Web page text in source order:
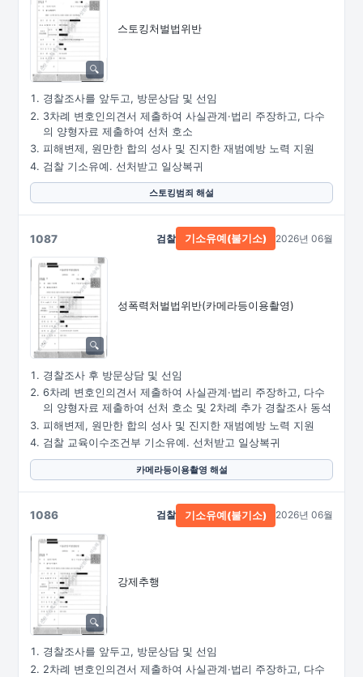
스토킹처벌법위반
경찰조사를 앞두고, 방문상담 및 선임
3차례 변호인의견서 제출하여 사실관계·법리 주장하고, 다수
의 양형자료 제출하여 선처 호소
피해변제, 원만한 합의 성사 및 진지한 재범예방 노력 지원
검찰 기소유예. 선처받고 일상복귀
스토킹범죄 해설
1087
성폭력처벌법위반(카메라등이용촬영)
검찰 기소유예(불기소) 2026년 06월
경찰조사 후 방문상담 및 선임
6차례 변호인의견서 제출하여 사실관계·법리 주장하고, 다수
의 양형자료 제출하여 선처 호소 및 2차례 추가 경찰조사 동석
피해변제, 원만한 합의 성사 및 진지한 재범예방 노력 지원
검찰 교육이수조건부 기소유예. 선처받고 일상복귀
카메라등이용촬영 해설
1086
강제추행
검찰 기소유예(불기소) 2026년 06월
경찰조사를 앞두고, 방문상담 및 선임
2차례 변호인의견서 제출하여 사실관계·법리 주장하고, 다수